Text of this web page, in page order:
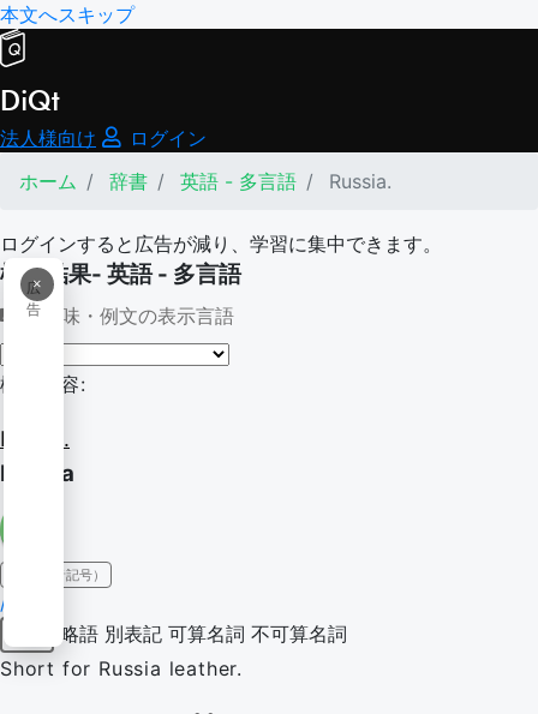
本文へスキップ
DiQt
法人様向け
ログイン
ホーム
辞書 英語 - 多言語 Russia.
ログインすると広告が減り、学習に集中できます。
×
広
告
検索結果- 英語 - 多言語
意味・例文の表示言語
検索内容:
Russia.
Russia
IPA（発音記号）
/ˈɹʌʃə/
略語 別表記 可算名詞 不可算名詞
Short for Russia leather.